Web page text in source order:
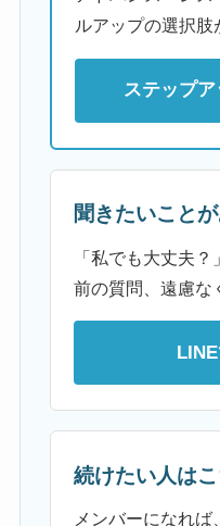
ルアップの選択肢
ステップ
聞きたいこと
「私でも大丈夫
前の質問、遠慮な
続けたい人は
メンバーになれば